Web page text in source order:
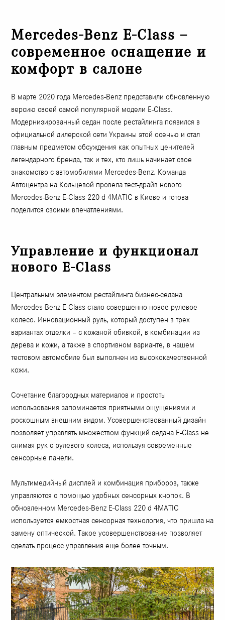
Mercedes-Benz E-Class –
современное оснащение и
комфорт в салоне
В марте 2020 года Mercedes-Benz представили обновленную
версию своей самой популярной модели E-Class.
Модернизированный седан после рестайлинга появился в
официальной дилерской сети Украины этой осенью и стал
главным предметом обсуждения как опытных ценителей
легендарного бренда, так и тех, кто лишь начинает свое
знакомство с автомобилями Mercedes-Benz. Команда
Автоцентра на Кольцевой провела тест-драйв нового
Mercedes-Benz E-Class 220 d 4MATIC в Киеве и готова
поделится своими впечатлениями.
Управление и функционал
нового E-Class
Центральным элементом рестайлинга бизнес-седана
Mercedes-Benz E-Class стало совершенно новое рулевое
колесо. Инновационный руль, который доступен в трех
вариантах отделки – с кожаной обивкой, в комбинации из
дерева и кожи, а также в спортивном варианте, в нашем
тестовом автомобиле был выполнен из высококачественной
кожи.
Сочетание благородных материалов и простоты
использования запоминается приятными ощущениями и
роскошным внешним видом. Усовершенствованный дизайн
позволяет управлять множеством функций седана E-Class не
снимая рук с рулевого колеса, используя современные
сенсорные панели.
Мультимедийный дисплей и комбинация приборов, также
управляются с помощью удобных сенсорных кнопок. В
обновленном Mercedes-Benz E-Class 220 d 4MATIC
используется емкостная сенсорная технология, что пришла на
замену оптической. Такое усовершенствование позволяет
сделать процесс управления еще более точным.